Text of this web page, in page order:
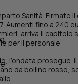
Sanità. Firmato
Aumenti fino a 240
arriva il capitolo
per il personale
l’ondata prosegue.
da bollino rosso,
ironfish-